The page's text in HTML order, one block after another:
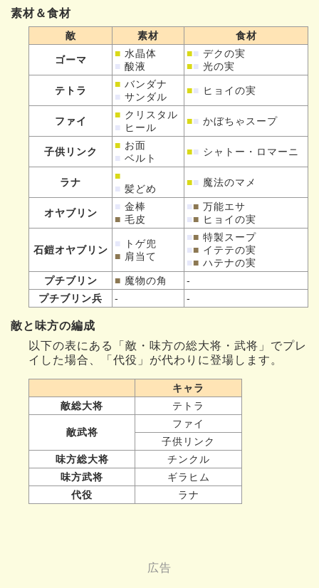
素材＆食材
敵 素材 食材
ゴーマ
■ 水晶体
■ 酸液
■■ デクの実
■■ 光の実
テトラ
■ バンダナ
■ サンダル
■■ ヒョイの実
ファイ
■ クリスタル
■ ヒール
■■ かぼちゃスープ
子供リンク
■ お面
■ ベルト
■■ シャトー・ロマーニ
ラナ
■
■ 髪どめ
■■ 魔法のマメ
オヤブリン
■ 金棒
■ 毛皮
■■ 万能エサ
■■ ヒョイの実
石鎧オヤブリン
■
トゲ兜
■ 肩当て
■■ 特製スープ
■■ イテテの実
■■ ハテナの実
プチブリン
■ 魔物の角
-
プチブリン兵
- -
敵と味方の編成
以下の表にある「敵・味方の総大将・武将」でプレ
イした場合、「代役」が代わりに登場します。
キャラ
敵総大将
テトラ
敵武将
ファイ
子供リンク
味方総大将
チンクル
味方武将
ギラヒム
代役
ラナ